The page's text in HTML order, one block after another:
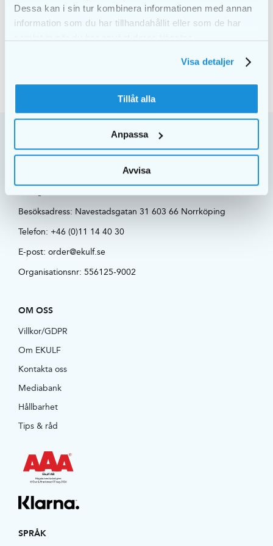
Dessa kan i sin tur kombinera informationen med annan
information som du har tillhandahållit eller som de har
Visa detaljer
Tillåt alla
Anpassa
Avvisa
999,00 kr
LÄGG I
999,00kr
LÄGG I
Besöksadress: Navestadsgatan 31 603 66 Norrköping
Telefon: +46 (0)11 14 40 30
E-post: order@ekulf.se
Organisationsnr: 556125-9002
OM OSS
Villkor/GDPR
Om EKULF
Kontakta oss
Mediabank
Hållbarhet
Tips & råd
SPRÅK